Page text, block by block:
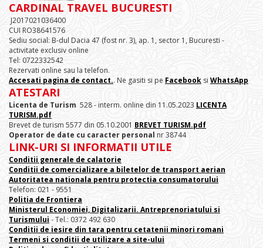
CARDINAL TRAVEL BUCURESTI
J2017021036400
CUI RO38641576
Sediu social: B-dul Dacia 47 (fost nr. 3), ap. 1, sector 1, Bucuresti -
activitate exclusiv online
Tel: 0722332542
Rezervati online sau la telefon.
Accesati pagina de contact.. Ne gasiti si pe Facebook si WhatsApp
ATESTARI
Licenta de Turism 528 - interm. online din 11.05.2023 LICENTA
TURISM.pdf
Brevet de turism 5577 din 05.10.2001 BREVET TURISM.pdf
Operator de date cu caracter personal nr 38744
LINK-URI SI INFORMATII UTILE
Conditii generale de calatorie
Conditii de comercializare a biletelor de transport aerian
Autoritatea nationala pentru protectia consumatorului
Telefon: 021 - 9551
Politia de Frontiera
Ministerul Economiei, Digitalizarii. Antreprenoriatului si
Turismului - Tel.: 0372 492 630
Conditii de iesire din tara pentru cetatenii minori romani
Termeni si conditii de utilizare a site-ului